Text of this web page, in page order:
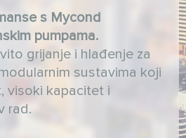
s Mycond
pumpama.
grijanje i hlađenje za
sustavima koji
visoki kapacitet i
rad.